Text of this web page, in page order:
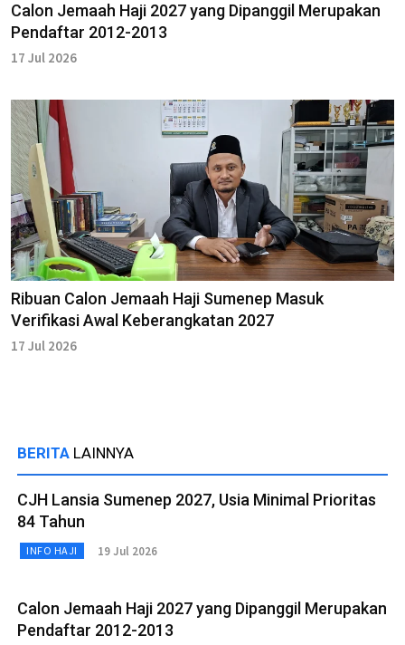
Calon Jemaah Haji 2027 yang Dipanggil Merupakan
Pendaftar 2012-2013
17 Jul 2026
Ribuan Calon Jemaah Haji Sumenep Masuk
Verifikasi Awal Keberangkatan 2027
17 Jul 2026
BERITA LAINNYA
CJH Lansia Sumenep 2027, Usia Minimal Prioritas
84 Tahun
INFO HAJI 19 Jul 2026
Calon Jemaah Haji 2027 yang Dipanggil Merupakan
Pendaftar 2012-2013